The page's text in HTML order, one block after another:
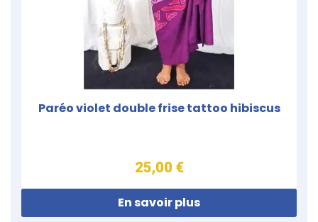
Paréo violet double frise tattoo hibiscus
25,00 €
En savoir plus